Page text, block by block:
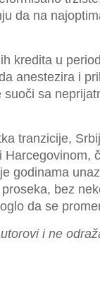
da na
kredita u
anestezira i
sa
tranzicije,
Harcegovinom,
godinama
bez
da se
i ne